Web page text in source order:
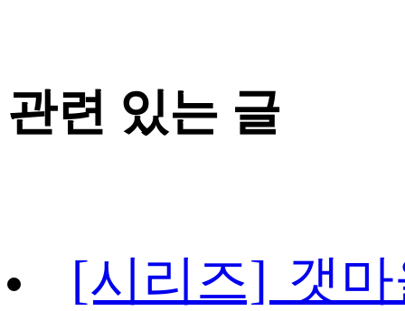
관련 있는 글
[시리즈] 갯